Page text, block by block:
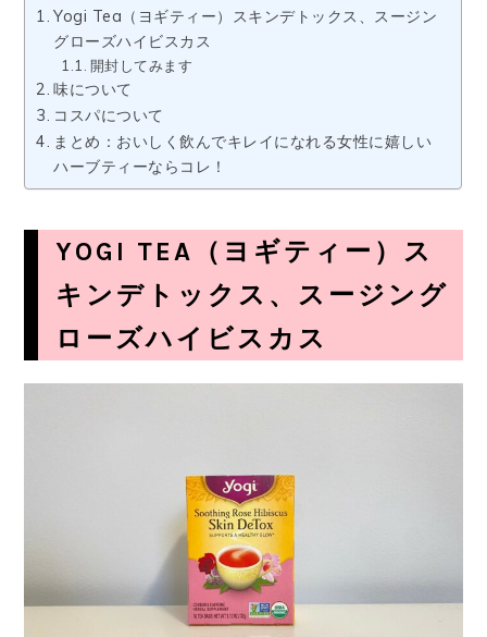
Yogi Tea（ヨギティー）スキンデトックス、スージン
グローズハイビスカス
開封してみます
味について
コスパについて
まとめ：おいしく飲んでキレイになれる女性に嬉しい
ハーブティーならコレ！
YOGI TEA（ヨギティー）ス
キンデトックス、スージング
ローズハイビスカス